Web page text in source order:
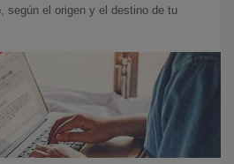
según el origen y el destino de tu